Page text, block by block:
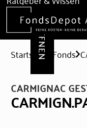
Hilfe & Formulare
DEPOT ERÖFFNEN
Startseite Fonds
CARMIGNAC